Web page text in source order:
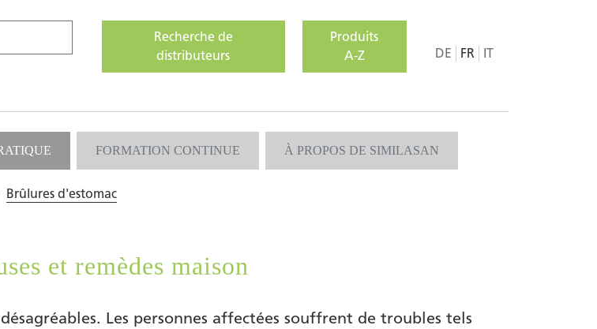
Recherche de
distributeurs
Produits
A-Z
DE FR IT
FORMATION CONTINUE À PROPOS DE SIMILASAN
Brûlures d'estomac
et remèdes maison
Les personnes affectées souffrent de troubles tels